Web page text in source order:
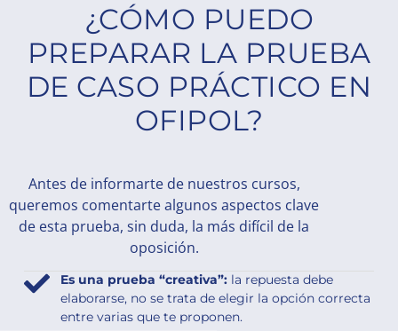
¿CÓMO PUEDO
PREPARAR LA PRUEBA
DE CASO PRÁCTICO EN
OFIPOL?
Antes de informarte de nuestros cursos,
queremos comentarte algunos aspectos clave
de esta prueba, sin duda, la más difícil de la
oposición.
Es una prueba “creativa”: la repuesta debe
elaborarse, no se trata de elegir la opción correcta
entre varias que te proponen.